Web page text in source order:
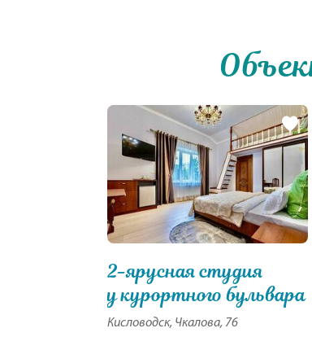
2-ярусная студия
у курортного бульвара
Кисловодск, Чкалова, 76